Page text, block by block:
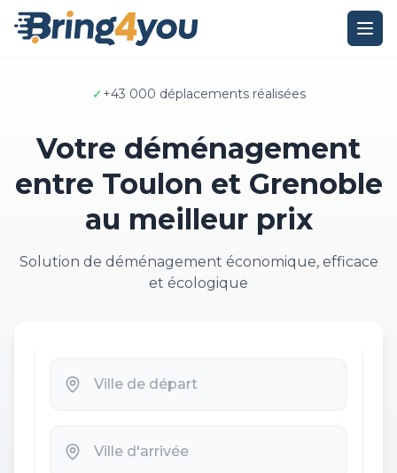
✓+43 000 déplacements réalisées
Votre déménagement
entre Toulon et Grenoble
au meilleur prix
Solution de déménagement économique, efficace
et écologique